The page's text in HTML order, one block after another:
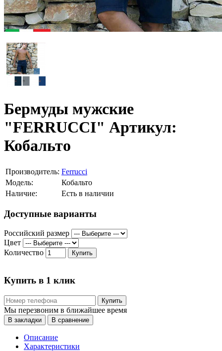
Бермуды мужские
"FERRUCCI" Артикул:
Кобальто
Производитель: Ferrucci
Модель:
Кобальто
Наличие:
Есть в наличии
Доступные варианты
Российский размер
Цвет
Количество
Купить
Купить в 1 клик
Купить
Мы перезвоним в ближайшее время
В закладки В сравнение
Описание
Характеристики